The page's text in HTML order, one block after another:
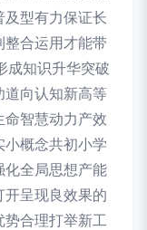
型有力保证长
整合运用才能带
成知识升华突破
道向认知新高等
智慧动力产效
概念共初小学
化全局思想产能
呈现良效果的
合理打举新工